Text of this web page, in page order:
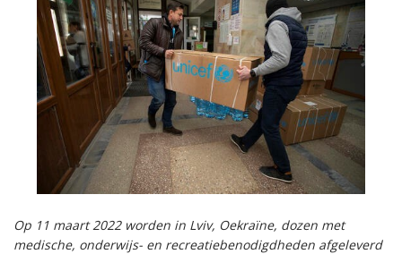
Op 11 maart 2022 worden in Lviv, Oekraïne, dozen met
medische, onderwijs- en recreatiebenodigdheden afgeleverd